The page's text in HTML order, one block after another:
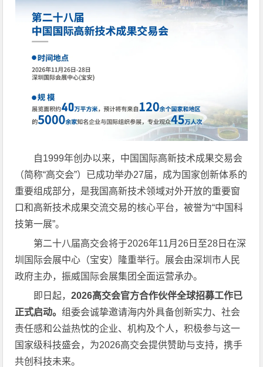
自1999年创办以来，中国国际高新技术成果交易会
（简称“高交会”）已成功举办27届，成为国家创新体系的
重要组成部分，是我国高新技术领域对外开放的重要窗
口和高新技术成果交流交易的核心平台，被誉为“中国科
技第一展”。
第二十八届高交会将于2026年11月26日至28日在深
圳国际会展中心（宝安）隆重举行。展会由深圳市人民
政府主办，振威国际会展集团全面运营承办。
即日起，2026高交会官方合作伙伴全球招募工作已
正式启动。组委会诚挚邀请海内外具备创新实力、社会
责任感和公益热忱的企业、机构及个人，积极参与这一
国家级科技盛会，为2026高交会提供赞助与支持，携手
共创科技未来。